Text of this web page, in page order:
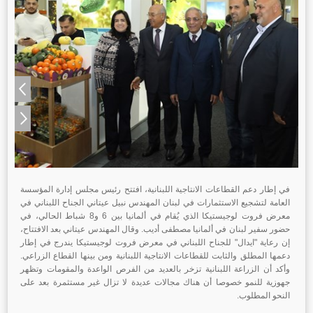
في إطار دعم القطاعات الانتاجية اللبنانية، افتتح رئيس مجلس إدارة المؤسسة
العامة لتشجيع الاستثمارات في لبنان المهندس نبيل عيتاني الجناح اللبناني في
معرض فروت لوجيستيكا الذي
يُقام في ألمانيا بين 6 و8 شباط الحالي، في
حضور سفير لبنان في ألمانيا مصطفى أديب. وقال المهندس عيتاني بعد الافتتاح،
إن رعاية "ايدال" للجناح اللبناني في معرض فروت لوجيستيكا يندرج في إطار
دعمها المطلق والثابت للقطاعات الانتاجية اللبنانية ومن بينها القطاع الزراعي.
وأكد أن الزراعة اللبنانية تزخر بالعديد من الفرص الواعدة والمقومات وتظهر
جهوزية للنمو خصوصا أن هناك مجالات عديدة لا تزال غير مستثمرة بعد على
النحو المطلوب.